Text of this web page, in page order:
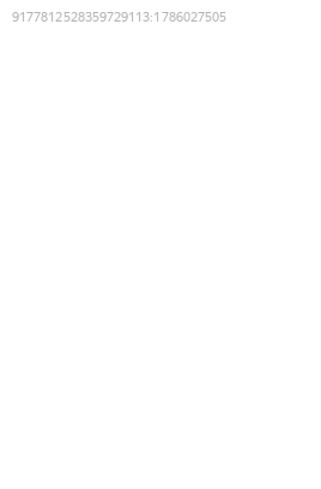
9177812528359729113:1786027505